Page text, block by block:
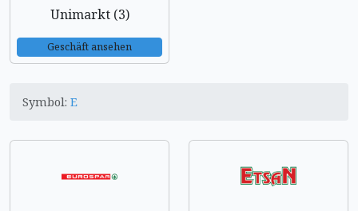
Unimarkt (3)
Geschäft ansehen
Symbol: E